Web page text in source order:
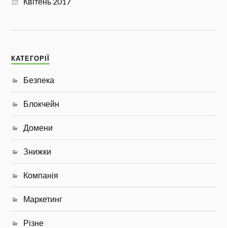
КАТЕГОРІЇ
Безпека
Блокчейн
Домени
Знижки
Компанія
Маркетинг
Різне